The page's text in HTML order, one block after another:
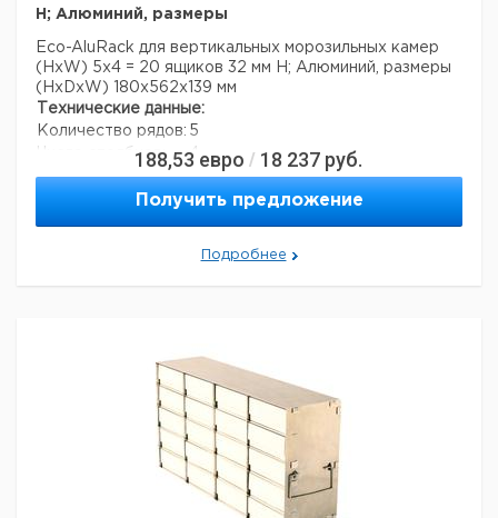
H; Алюминий, размеры
Eco-AluRack для вертикальных морозильных камер
(HxW) 5x4 = 20 ящиков 32 мм H; Алюминий, размеры
(HxDxW) 180x562x139 мм
Технические данные:
Количество рядов: 5
Число столбцов:
4
Материал:
алюминий
1,1 кг
Страна происхождения:Дания
Вес брутто:
1,5 кг
188,53 евро / 18 237 руб.
Получить предложение
Подробнее